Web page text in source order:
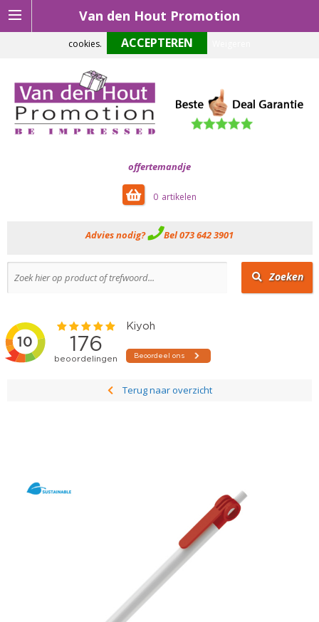
Van den Hout Promotion
offertemandje
0
Advies nodig? Bel 073 642 3901
Zoeken
Terug naar overzicht
Om onze website optimaal te laten functioneren maken wij gebruik van
cookies.